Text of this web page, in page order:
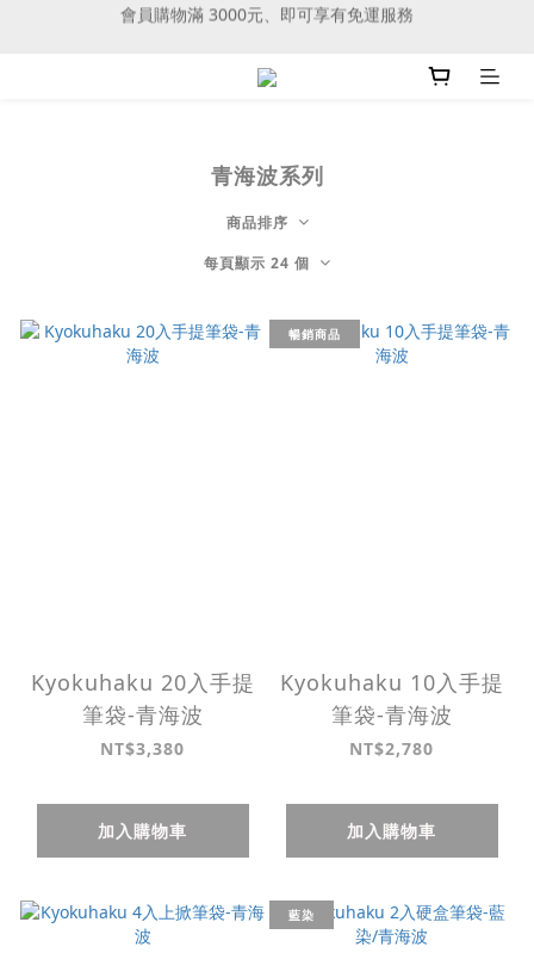
文具選品新上市，木製道具豐富書桌風景
青海波系列
商品排序
每頁顯示 24 個
Kyokuhaku 20入手提
筆袋-青海波
NT$3,380
加入購物車
暢銷商品
Kyokuhaku 10入手提
筆袋-青海波
NT$2,780
加入購物車
藍染